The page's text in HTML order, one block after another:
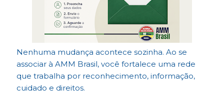
Nenhuma mudança acontece sozinha. Ao se
associar à AMM Brasil, você fortalece uma rede
que trabalha por reconhecimento, informação,
cuidado e direitos.